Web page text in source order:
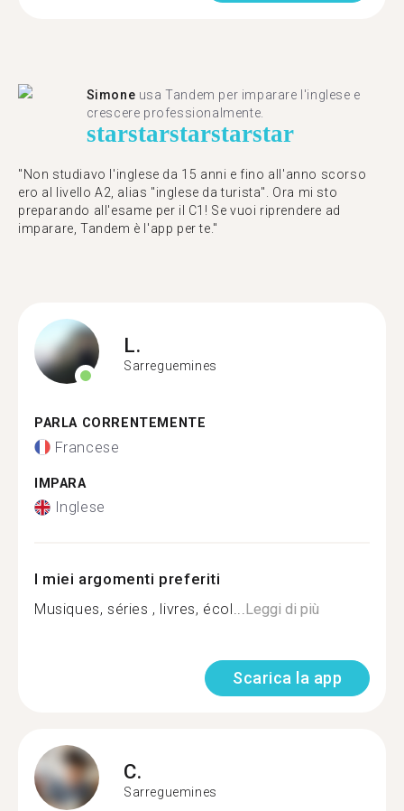
Simone usa Tandem per imparare l'inglese e
crescere professionalmente.
starstarstarstarstar
"Non studiavo l'inglese da 15 anni e fino all'anno scorso
ero al livello A2, alias "inglese da turista". Ora mi sto
preparando all'esame per il C1! Se vuoi riprendere ad
imparare, Tandem è l'app per te."
L.
Sarreguemines
PARLA CORRENTEMENTE
Francese
IMPARA
Inglese
I miei argomenti preferiti
Musiques, séries , livres, écol...Leggi di più
Scarica la app
C.
Sarreguemines